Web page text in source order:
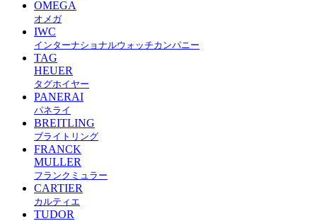
OMEGA
オメガ
IWC
インターナショナルウォッチカンパニー
TAG
HEUER
タグホイヤー
PANERAI
パネライ
BREITLING
ブライトリング
FRANCK
MULLER
フランクミュラー
CARTIER
カルティエ
TUDOR